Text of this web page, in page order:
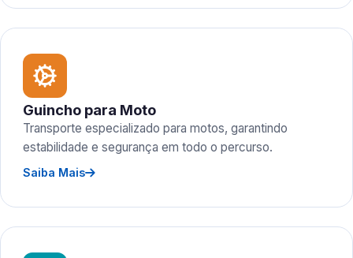
Guincho para Moto
Transporte especializado para motos, garantindo
estabilidade e segurança em todo o percurso.
Saiba Mais